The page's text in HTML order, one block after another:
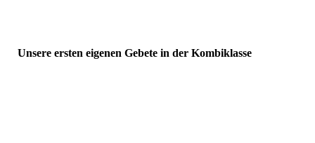
Unsere ersten eigenen Gebete in der Kombiklasse